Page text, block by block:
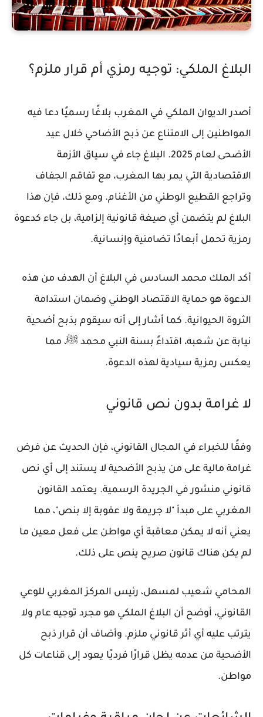
البلاغ الملكي: توجيه رمزي أم قرار ملزم؟
أصدر الديوان الملكي في المغرب بلاغًا رسميًا دعا فيه
المواطنين إلى الامتناع عن ذبح الأضاحي خلال عيد
الأضحى لعام 2025. البلاغ جاء في سياق الأزمة
الاقتصادية التي يمر بها المغرب، مع تفاقم الجفاف
وتراجع القطيع الوطني من الأغنام. ومع ذلك، فإن هذا
البلاغ لم يتضمن أي صيغة قانونية إلزامية، بل جاء كدعوة
رمزية تحمل أبعادًا تضامنية وإنسانية.
أكد الملك محمد السادس في البلاغ أن الهدف من هذه
الدعوة هو حماية الاقتصاد الوطني وضمان استدامة
الثروة الحيوانية. كما أشار إلى أنه سيقوم بذبح أضحية
نيابة عن شعبه، اقتداءً بسنة النبي محمد ﷺ، مما
يعكس رمزية سيادية لهذه الدعوة.
لا غرامة بدون نص قانوني
وفقًا للخبراء في المجال القانوني، فإن الحديث عن فرض
غرامة مالية على من يذبح الأضحية لا يستند إلى أي نص
قانوني منشور في الجريدة الرسمية. يعتمد القانون
المغربي على مبدأ "لا جريمة ولا عقوبة إلا بنص"، مما
يعني أنه لا يمكن معاقبة أي مواطن على فعل معين ما
لم يكن هناك قانون صريح ينص على ذلك.
المحامي شعيب لمسهل، رئيس المركز المغربي للوعي
القانوني، أوضح أن البلاغ الملكي هو مجرد توجيه عام ولا
يترتب عليه أي أثر قانوني ملزم. وأضاف أن قرار ذبح
الأضحية من عدمه يظل قرارًا فرديًا يعود إلى قناعات كل
مواطن.